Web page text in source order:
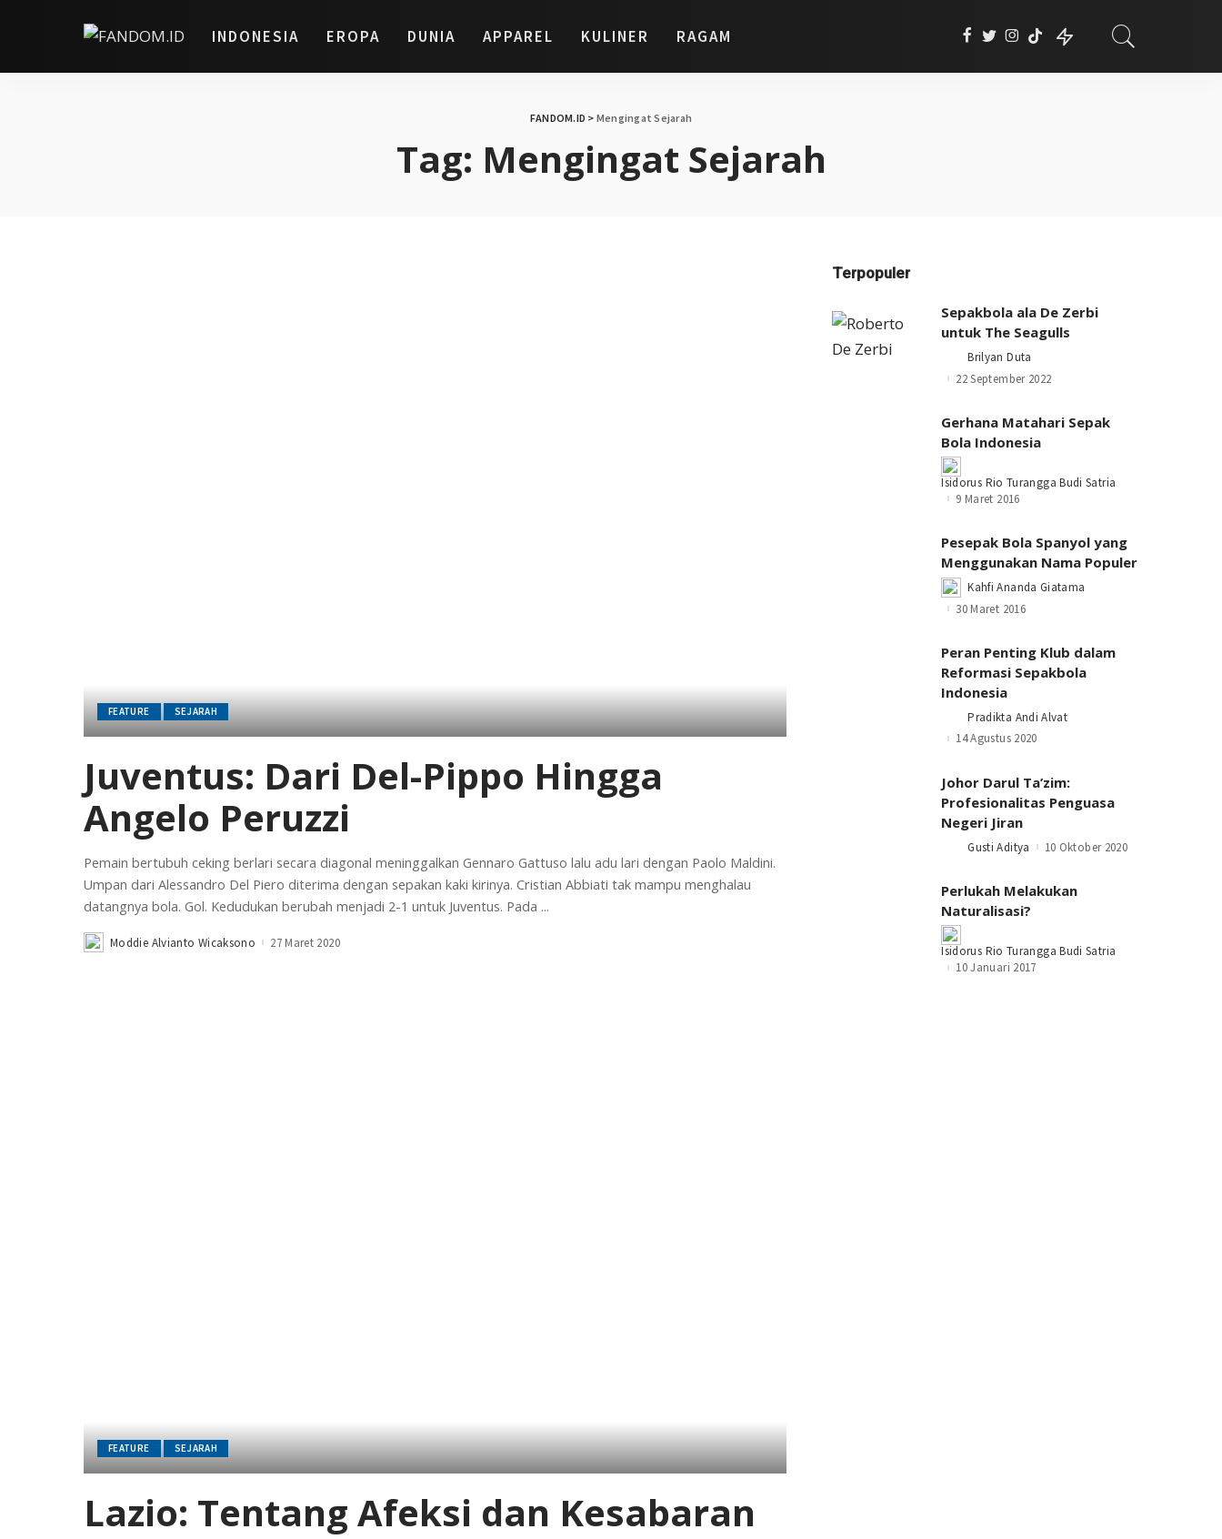
INDONESIA EROPA DUNIA APPAREL KULINER RAGAM
FANDOM.ID > Mengingat Sejarah
Tag: Mengingat Sejarah
FEATURE SEJARAH
Juventus: Dari Del-Pippo Hingga
Angelo Peruzzi
Pemain bertubuh ceking berlari secara diagonal meninggalkan Gennaro Gattuso lalu adu lari dengan Paolo Maldini.
Umpan dari Alessandro Del Piero diterima dengan sepakan kaki kirinya. Cristian Abbiati tak mampu menghalau
datangnya bola. Gol. Kedudukan berubah menjadi 2-1 untuk Juventus. Pada ...
PostedModdie Alvianto Wicaksono 27 Maret 2020
FEATURE SEJARAH
Lazio: Tentang Afeksi dan Kesabaran
Terpopuler
Sepakbola ala De Zerbi
untuk The Seagulls
Posted
by
Brilyan Duta
22 September 2022
Gerhana Matahari Sepak
Bola Indonesia
Posted
by
Isidorus Rio Turangga Budi Satria
9 Maret 2016
Pesepak Bola Spanyol yang
Menggunakan Nama Populer
Posted
by
Kahfi Ananda Giatama
30 Maret 2016
Peran Penting Klub dalam
Reformasi Sepakbola
Indonesia
Posted
by
Pradikta Andi Alvat
14 Agustus 2020
Johor Darul Ta’zim:
Profesionalitas Penguasa
Negeri Jiran
PostedGusti Aditya 10 Oktober 2020
Perlukah Melakukan
Naturalisasi?
Posted
by
Isidorus Rio Turangga Budi Satria
10 Januari 2017